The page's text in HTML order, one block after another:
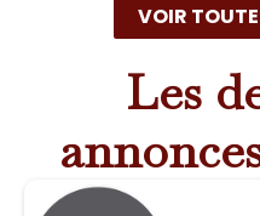
VOIR
Les